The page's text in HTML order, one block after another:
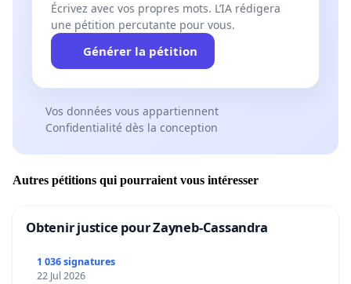
Écrivez avec vos propres mots. L’IA rédigera
une pétition percutante pour vous.
Générer la pétition
Vos données vous appartiennent
Confidentialité dès la conception
Autres pétitions qui pourraient vous intéresser
Obtenir justice pour Zayneb-Cassandra
1 036 signatures
22 Jul 2026